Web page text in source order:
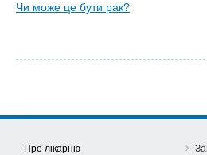
Чи може це бути рак?
Про лікарню